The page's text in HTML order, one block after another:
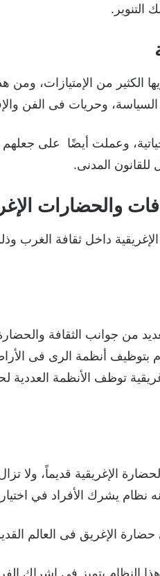
التنوير.
الكثير من الإمتيازات، ومن
وحريات فى الفن
الحياتية، وعملت أيضًا على
المدنى.
والحضارات
داخل ثقافة الغرب
من جوانب الثقافة
بتوظيف أنظمة الرى فى
توظف الأنظمة
الإغريقية قديماً، ولا
نظام يشرك الأفراد في
حضارة الإغريق فى العالم
النظام يتميز فى إشراك